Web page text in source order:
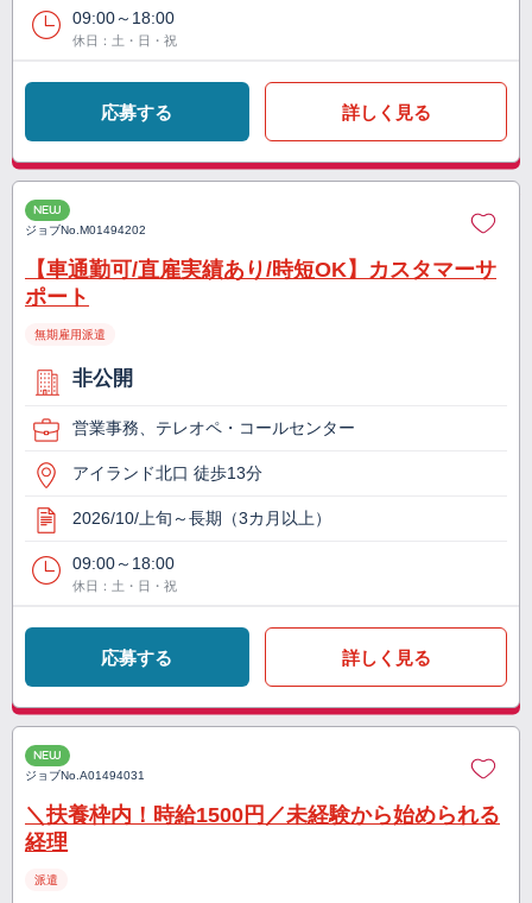
09:00～18:00
休日：土・日・祝
応募する 詳しく見る
NEW
ジョブNo.M01494202
【車通勤可/直雇実績あり/時短OK】カスタマーサ
ポート
無期雇用派遣
非公開
営業事務、テレオペ・コールセンター
アイランド北口 徒歩13分
2026/10/上旬～長期（3カ月以上）
09:00～18:00
休日：土・日・祝
応募する 詳しく見る
NEW
ジョブNo.A01494031
＼扶養枠内！時給1500円／未経験から始められる
経理
派遣